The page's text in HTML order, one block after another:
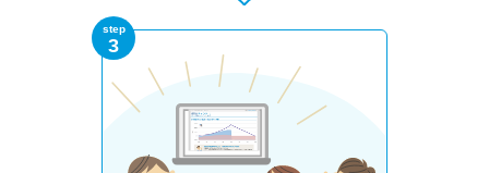
step
3